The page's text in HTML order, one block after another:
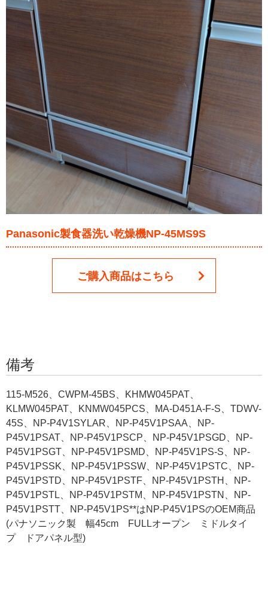
Panasonic製食器洗い乾燥機NP-45MS9S
ご購入商品はこちら
備考
115-M526、CWPM-45BS、KHMW045PAT、
KLMW045PAT、KNMW045PCS、MA-D451A-F-S、TDWV-
45S、NP-P4V1SYLAR、NP-P45V1PSAA、NP-
P45V1PSAT、NP-P45V1PSCP、NP-P45V1PSGD、NP-
P45V1PSGT、NP-P45V1PSMD、NP-P45V1PS-S、NP-
P45V1PSSK、NP-P45V1PSSW、NP-P45V1PSTC、NP-
P45V1PSTD、NP-P45V1PSTF、NP-P45V1PSTH、NP-
P45V1PSTL、NP-P45V1PSTM、NP-P45V1PSTN、NP-
P45V1PSTT、NP-P45V1PS**はNP-P45V1PSのOEM商品
(パナソニック製 幅45cm FULLオープン ミドルタイ
プ ドアパネル型)